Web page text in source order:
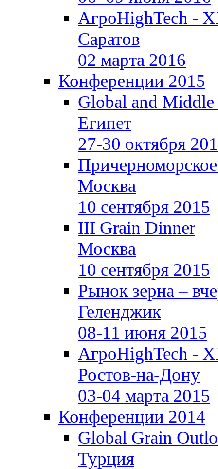
АгроHighTech -
Саратов
02 марта 2016
Конференции 2015
Global and
Египет
27-30 октября
Москва
10 сентября 2015
III Grain Dinner
Москва
10 сентября 2015
Рынок зерна –
Геленджик
08-11 июня 2015
АгроHighTech -
Ростов-на-Дону
03-04 марта 2015
Конференции 2014
Global Grain
Турция